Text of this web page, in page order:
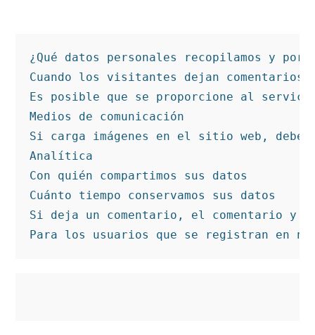
¿Qué datos personales recopilamos y por
Cuando los visitantes dejan
Es posible que se proporcione al
Medios de comunicación
Si carga imágenes en el sitio web,
Analítica
Con quién compartimos sus datos
Cuánto tiempo conservamos sus datos
Si deja un comentario, el comentario y
Para los usuarios que se registran en